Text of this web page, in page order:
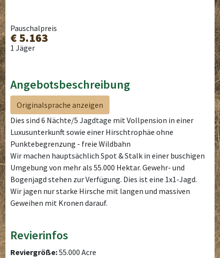
Pauschalpreis
€ 5.163
1 Jäger
Angebotsbeschreibung
Originalsprache anzeigen
Dies sind 6 Nächte/5 Jagdtage mit Vollpension in einer
Luxusunterkunft sowie einer Hirschtrophäe ohne
Punktebegrenzung - freie Wildbahn
Wir machen hauptsächlich Spot & Stalk in einer buschigen
Umgebung von mehr als 55.000 Hektar. Gewehr- und
Bogenjagd stehen zur Verfügung. Dies ist eine 1x1-Jagd.
Wir jagen nur starke Hirsche mit langen und massiven
Geweihen mit Kronen darauf.
Revierinfos
Reviergröße:55.000 Acre